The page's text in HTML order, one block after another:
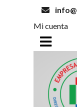
Mi cuenta